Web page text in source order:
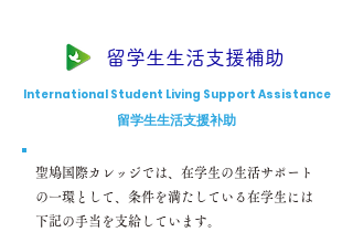
留学生生活支援補助
International Student Living Support Assistance
留学生生活支援补助
聖鳩国際カレッジでは、在学生の生活サポート
の一環として、条件を満たしている在学生には
下記の手当を支給しています。